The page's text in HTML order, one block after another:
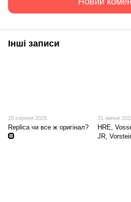
Інші записи
15 серпня 2025
Replica чи все ж оригінал?
🛞
31 липня
HRE,
JR,